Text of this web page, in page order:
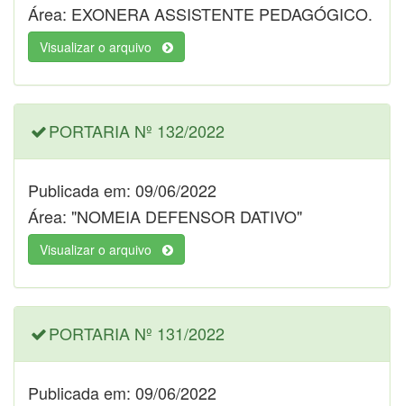
Área: EXONERA ASSISTENTE PEDAGÓGICO.
Visualizar o arquivo
PORTARIA Nº 132/2022
Publicada em: 09/06/2022
Área: "NOMEIA DEFENSOR DATIVO"
Visualizar o arquivo
PORTARIA Nº 131/2022
Publicada em: 09/06/2022